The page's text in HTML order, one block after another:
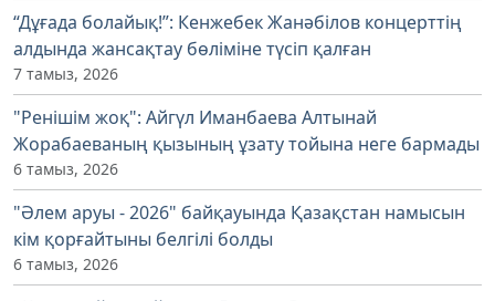
“Дұғада болайық!”: Кенжебек Жанәбілов концерттің
алдында жансақтау бөліміне түсіп қалған
7 тамыз, 2026
"Ренішім жоқ": Айгүл Иманбаева Алтынай
Жорабаеваның қызының ұзату тойына неге бармады
6 тамыз, 2026
"Әлем аруы - 2026" байқауында Қазақстан намысын
кім қорғайтыны белгілі болды
6 тамыз, 2026